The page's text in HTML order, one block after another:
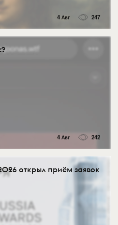
4 Авг 247
4 Авг 242
2026 открыл приём заявок